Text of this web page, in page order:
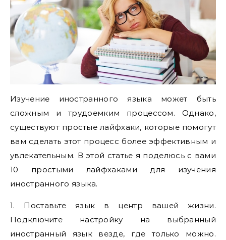
Изучение иностранного языка может быть
сложным и трудоемким процессом. Однако,
существуют простые лайфхаки, которые помогут
вам сделать этот процесс более эффективным и
увлекательным. В этой статье я поделюсь с вами
10 простыми лайфхаками для изучения
иностранного языка.
1. Поставьте язык в центр вашей жизни.
Подключите настройку на выбранный
иностранный язык везде, где только можно.